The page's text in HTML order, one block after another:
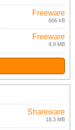
Freeware
606 kB
Freeware
4,9 MB
Shareware
18,3 MB